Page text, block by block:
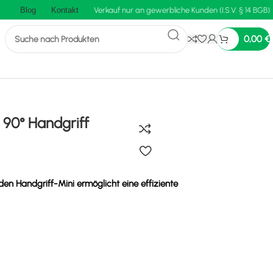
Blog Kontakt Verkauf nur an gewerbliche Kunden (I.S.V. § 14 BGB)
0,00 €
Handgriff
Handgriff-Mini ermöglicht eine effiziente